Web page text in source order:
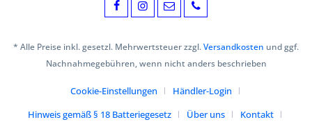
* Alle Preise inkl. gesetzl. Mehrwertsteuer zzgl.Versandkosten und ggf.
Nachnahmegebühren, wenn nicht anders beschrieben
Cookie-Einstellungen
Händler-Login
Hinweis gemäß § 18 Batteriegesetz
Über uns
Kontakt